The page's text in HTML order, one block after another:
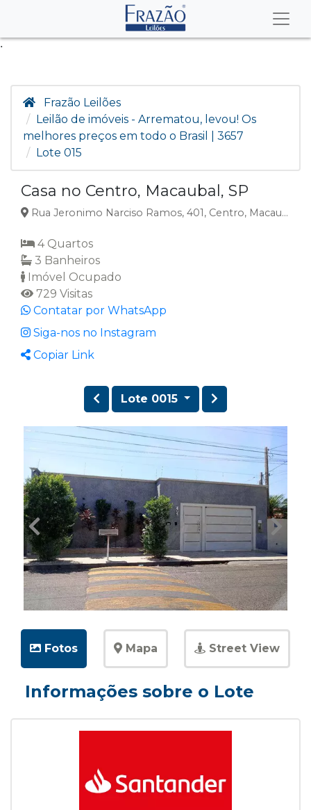
.
Frazão Leilões
Leilão de imóveis - Arrematou, levou! Os
melhores preços em todo o Brasil | 3657
Lote 015
Casa no Centro, Macaubal, SP
Rua Jeronimo Narciso Ramos, 401, Centro, Macaubal, SP
4 Quartos
3 Banheiros
Imóvel Ocupado
729 Visitas
Contatar por WhatsApp
Siga-nos no Instagram
Copiar Link
Lote 0015
Fotos Mapa Street View
Informações sobre o Lote